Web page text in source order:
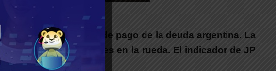
sobre la capacidad de pago de la deuda argentina. La
los USD 362 millones en la rueda. El indicador de JP
del FMI